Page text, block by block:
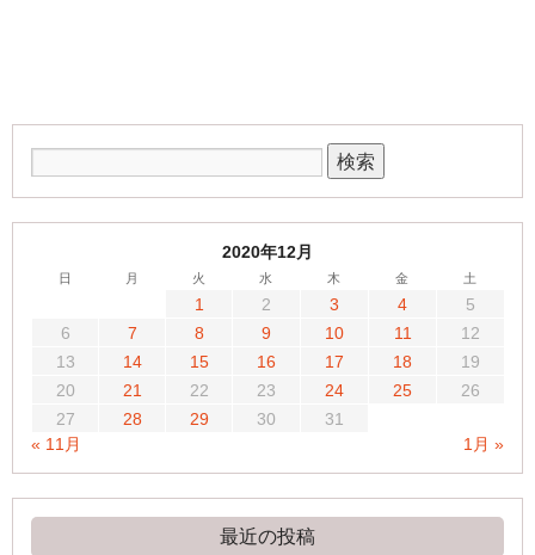
2020年12月
日 月 火 水 木 金 土
1 2 3 4
5
6
7 8 9 10 11
12
13
14 15 16 17 18
19
20
21 22 23 24 25
26
27
28 29 30
31
« 11月
1月 »
最近の投稿